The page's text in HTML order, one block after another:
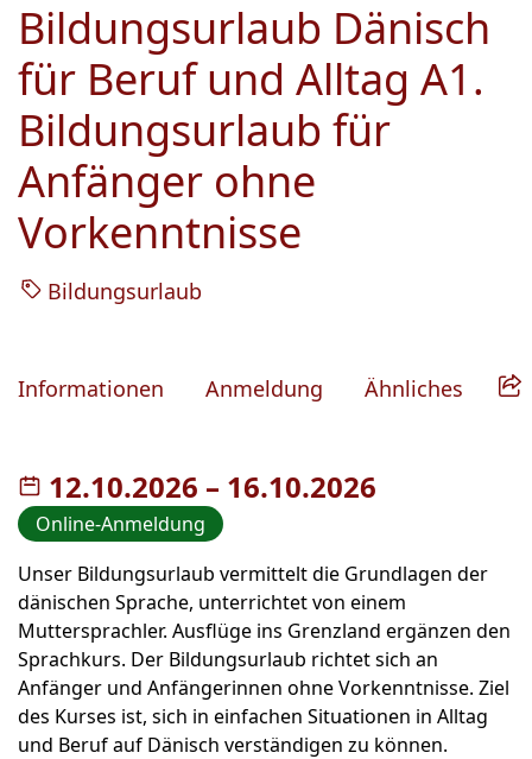
Bildungsurlaub Dänisch
für Beruf und Alltag A1.
Bildungsurlaub für
Anfänger ohne
Vorkenntnisse
Bildungsurlaub
Informationen Anmeldung Ähnliches
12.10.2026 – bis
16.10.2026
Online-Anmeldung
Unser Bildungsurlaub vermittelt die Grundlagen der
dänischen Sprache, unterrichtet von einem
Muttersprachler. Ausflüge ins Grenzland ergänzen den
Sprachkurs. Der Bildungsurlaub richtet sich an
Anfänger und Anfängerinnen ohne Vorkenntnisse. Ziel
des Kurses ist, sich in einfachen Situationen in Alltag
und Beruf auf Dänisch verständigen zu können.